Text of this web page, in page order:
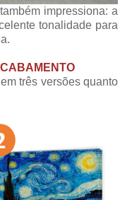
impressiona: a
tonalidade para
três versões quanto